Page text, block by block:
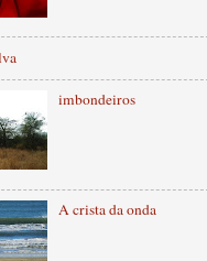
imbondeiros
A crista da onda